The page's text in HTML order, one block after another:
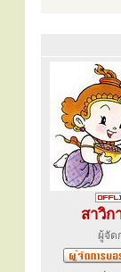
สาวิก
ผู้จัด